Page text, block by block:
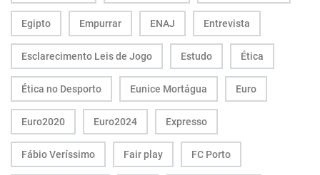
Egipto Empurrar ENAJ Entrevista
Esclarecimento Leis de Jogo Estudo Ética
Ética no Desporto Eunice Mortágua Euro
Euro2020 Euro2024 Expresso
Fábio Veríssimo Fair play FC Porto